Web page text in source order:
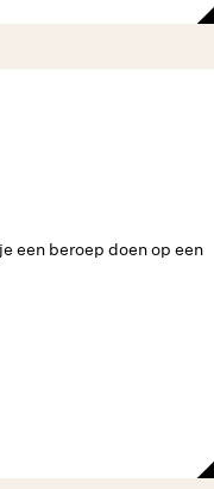
een beroep doen op een